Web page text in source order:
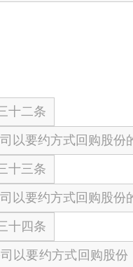
二条
以要约方式回购股份
三条
以要约方式回购股份
四条
以要约方式回购股